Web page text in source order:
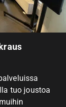
tuo joustoa